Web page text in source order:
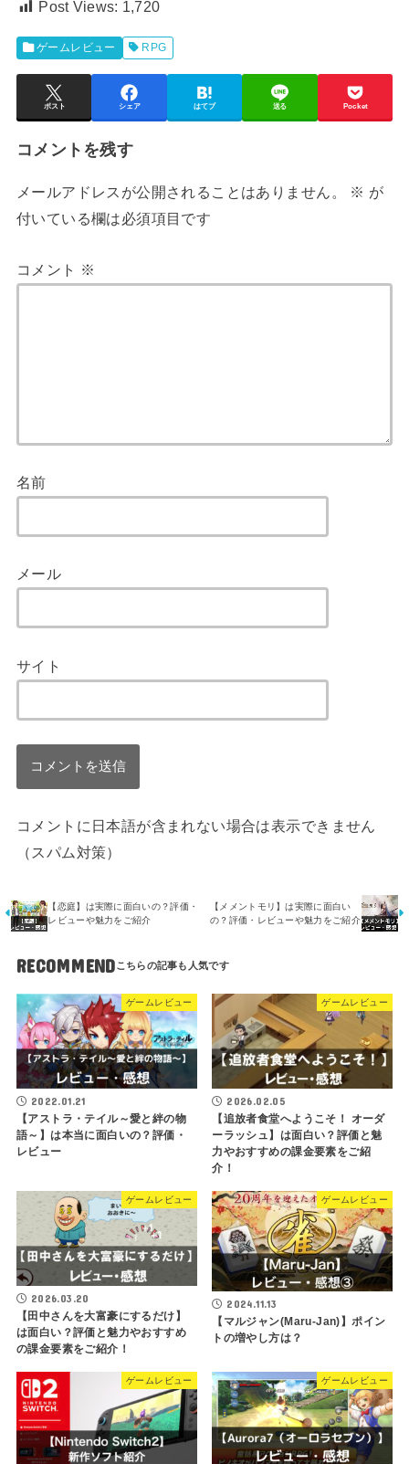
Post Views: 1,720
ゲームレビュー RPG
ポスト シェア はてブ 送る Pocket
コメントを残す
メールアドレスが公開されることはありません。 ※ が
付いている欄は必須項目です
コメント ※
名前
メール
サイト
コメントに日本語が含まれない場合は表示できません
（スパム対策）
【恋庭】は実際に面白いの？評価・
レビューや魅力をご紹介
【メメントモリ】は実際に面白い
の？評価・レビューや魅力をご紹介
RECOMMEND
ゲームレビュー
2022.01.21
【アストラ・テイル～愛と絆の物
語～】は本当に面白いの？評価・
レビュー
ゲームレビュー
2026.02.05
【追放者食堂へようこそ！ オーダ
ーラッシュ】は面白い？評価と魅
力やおすすめの課金要素をご紹
介！
ゲームレビュー
2026.03.20
【田中さんを大富豪にするだけ】
は面白い？評価と魅力やおすすめ
の課金要素をご紹介！
ゲームレビュー
2024.11.13
【マルジャン(Maru-Jan)】ポイン
トの増やし方は？
ゲームレビュー ゲームレビュー